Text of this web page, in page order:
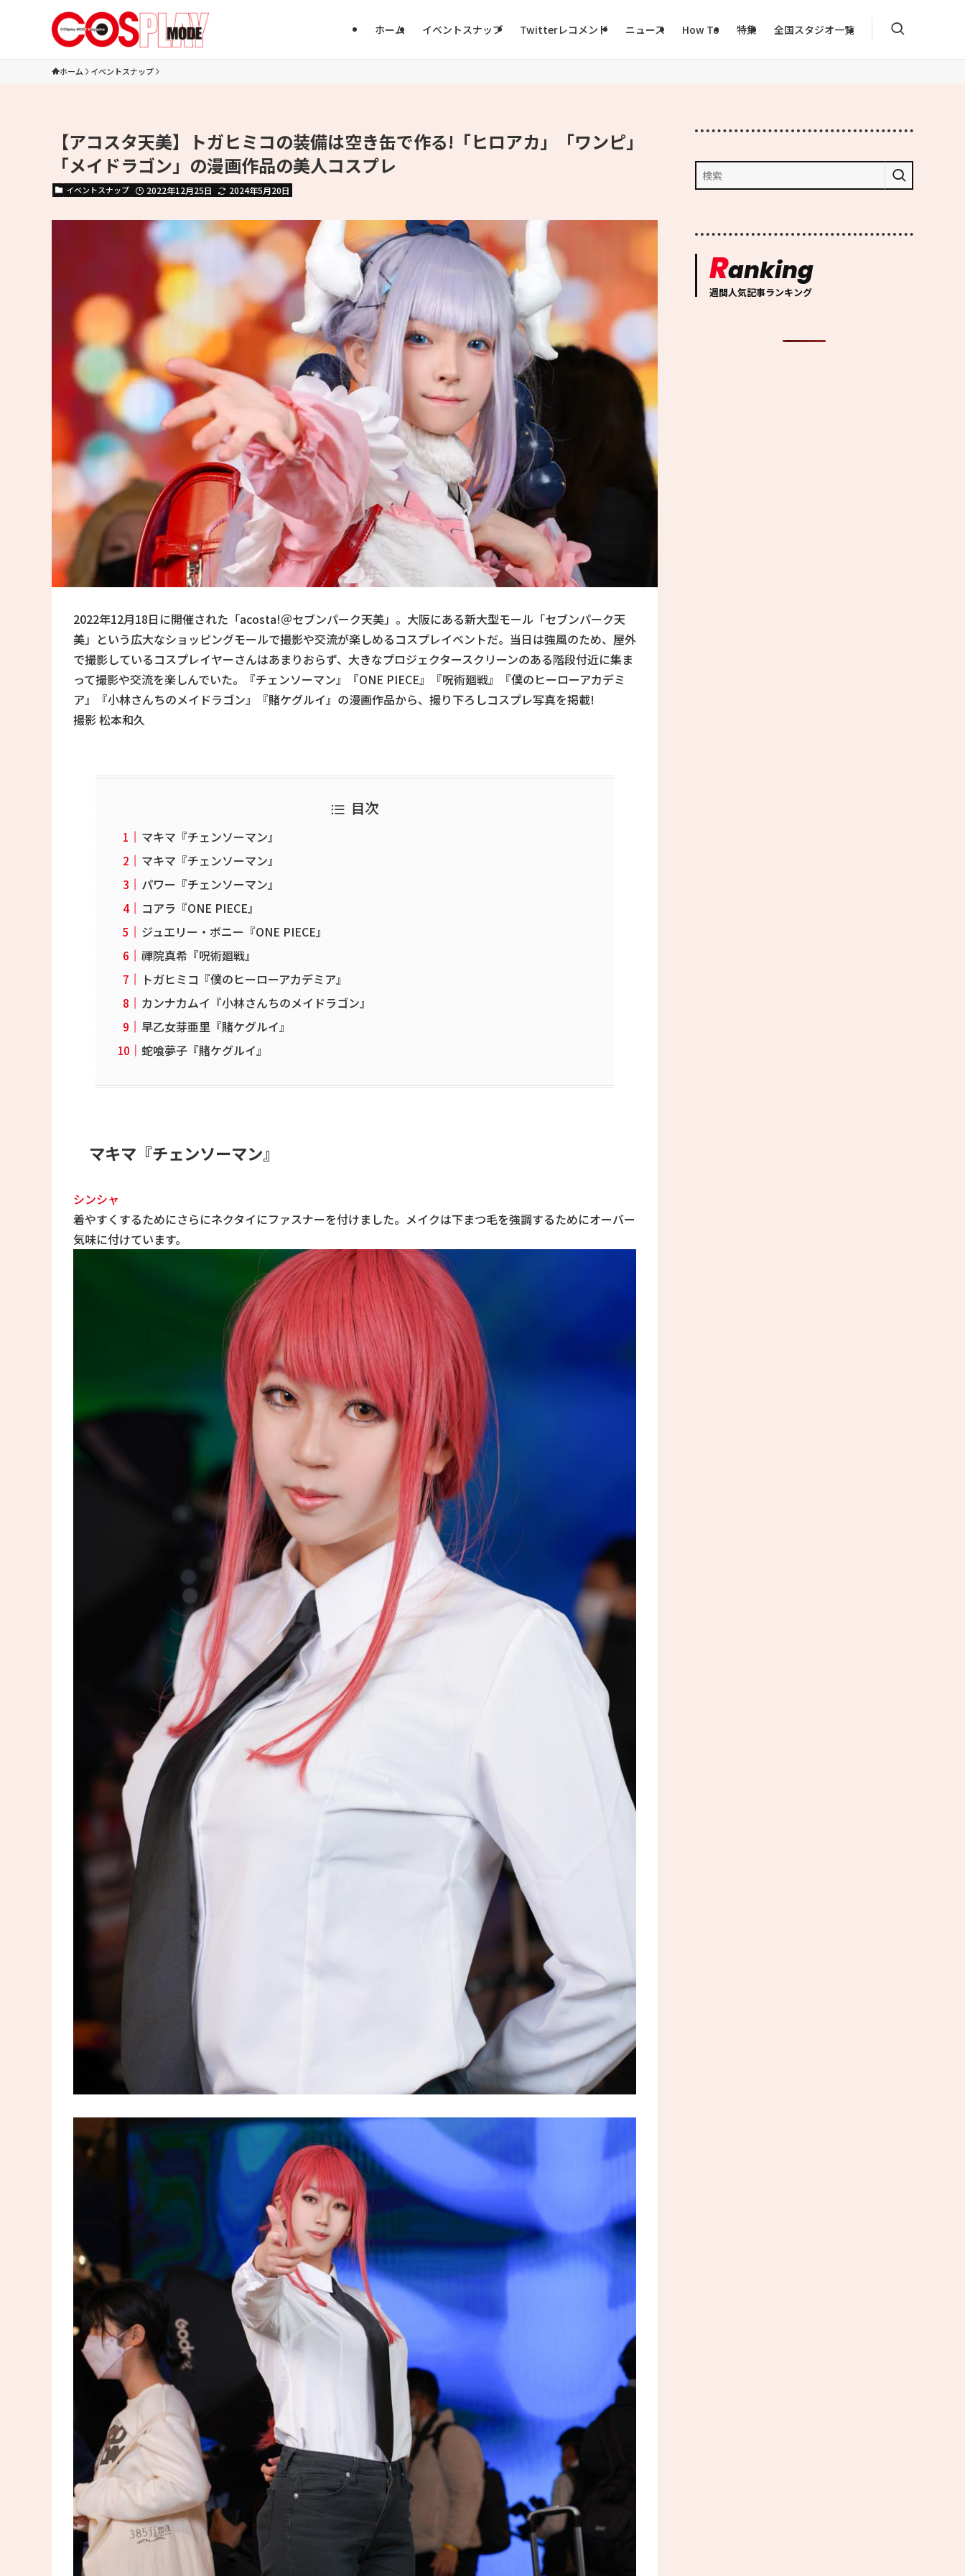
ホーム イベントスナップ Twitterレコメンド ニュース How To 特集 全国スタジオ一覧
ホーム イベントスナップ
【アコスタ天美】トガヒミコの装備は空き缶で作る!「ヒロアカ」「ワンピ」
「メイドラゴン」の漫画作品の美人コスプレ
イベントスナップ 2022年12月25日 2024年5月20日
2022年12月18日に開催された「acosta!＠セブンパーク天美」。大阪にある新大型モール「セブンパーク天
美」という広大なショッピングモールで撮影や交流が楽しめるコスプレイベントだ。当日は強風のため、屋外
で撮影しているコスプレイヤーさんはあまりおらず、大きなプロジェクタースクリーンのある階段付近に集ま
って撮影や交流を楽しんでいた。『チェンソーマン』『ONE PIECE』『呪術廻戦』『僕のヒーローアカデミ
ア』『小林さんちのメイドラゴン』『賭ケグルイ』の漫画作品から、撮り下ろしコスプレ写真を掲載!
撮影 松本和久
目次
マキマ『チェンソーマン』
マキマ『チェンソーマン』
パワー『チェンソーマン』
コアラ『ONE PIECE』
ジュエリー・ボニー『ONE PIECE』
禪院真希『呪術廻戦』
トガヒミコ『僕のヒーローアカデミア』
カンナカムイ『小林さんちのメイドラゴン』
早乙女芽亜里『賭ケグルイ』
蛇喰夢子『賭ケグルイ』
マキマ『チェンソーマン』
シンシャ
着やすくするためにさらにネクタイにファスナーを付けました。メイクは下まつ毛を強調するためにオーバー
気味に付けています。
Ranking
週間人気記事ランキング